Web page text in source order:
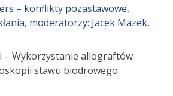
– konflikty pozastawowe,
moderatorzy: Jacek Mazek,
– Wykorzystanie allograftów
stawu biodrowego